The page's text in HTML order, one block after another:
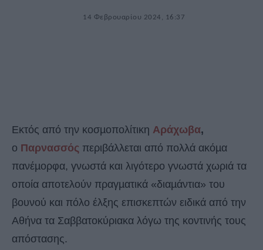
14 Φεβρουαρίου 2024, 16:37
Eκτός από την κοσµοπολίτικη Αράχωβα,
ο Παρνασσός περιβάλλεται από πολλά ακόµα
πανέµορφα, γνωστά και λιγότερο γνωστά χωριά τα
οποία αποτελούν πραγµατικά «διαµάντια» του
βουνού και πόλο έλξης επισκεπτών ειδικά από την
Αθήνα τα Σαββατοκύριακα λόγω της κοντινής τους
απόστασης.